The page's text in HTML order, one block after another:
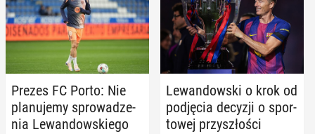
Prezes FC Porto: Nie
pla­nu­je­my spro­wa­dze­
nia Le­wan­dow­skie­go
Le­wan­dow­ski o krok od
pod­ję­cia decyzji o spor­
to­wej przy­szło­ści